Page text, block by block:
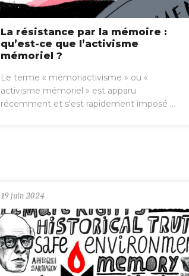
La résistance par la mémoire :
qu’est-ce que l’activisme
mémoriel ?
Le terme « mémoriactivisme » ou «
activisme mémoriel » est apparu
récemment et s'est rapidement imposé ...
19 juin 2024